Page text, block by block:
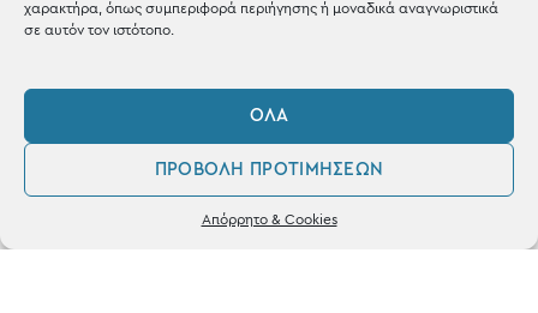
χαρακτήρα, όπως συμπεριφορά περιήγησης ή μοναδικά αναγνωριστικά
σε αυτόν τον ιστότοπο.
ΌΛΑ
ΠΡΟΒΟΛΉ ΠΡΟΤΙΜΉΣΕΩΝ
Απόρρητο & Cookies
ΚΑΤΑΣΤΗΜΑ
Σταθά 17, 38221 Βόλος
Δευ / Τετ / Σαβ: 09:00 - 15:00
0